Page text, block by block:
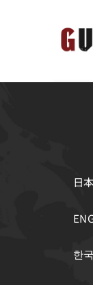
日
한